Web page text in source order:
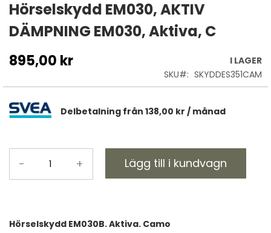
till
början
av
bildgalleriet
Hörselskydd EM030, AKTIV
DÄMPNING EM030, Aktiva, C
895,00 kr
I LAGER
SKU
SKYDDES351CAM
Delbetalning från 138,00 kr / månad
- + Lägg till i kundvagn
Hörselskydd EM030B. Aktiva. Camo